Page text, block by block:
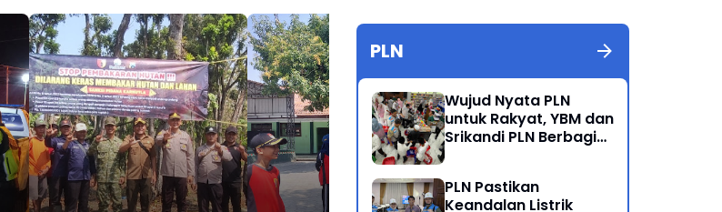
Jaga Soliditas Kapolsek
Sukorejo Beri Arahan
Anggota
PLN
Wujud Nyata PLN
untuk Rakyat, YBM dan
Srikandi PLN Berbagi
Anak Dhuafa
PLN Pastikan
Keandalan Listrik